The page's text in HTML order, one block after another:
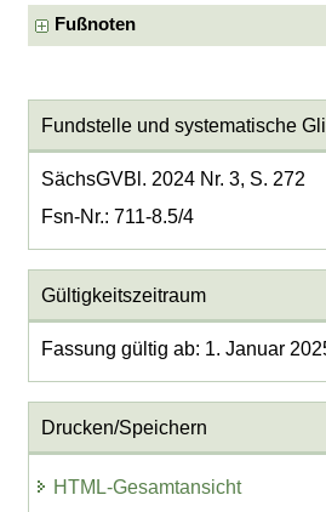
Fußnoten
Fundstelle und systematische
SächsGVBl. 2024 Nr. 3, S. 272
Fsn-Nr.: 711-8.5/4
Gültigkeitszeitraum
Fassung gültig ab: 1. Januar
Drucken/Speichern
HTML-Gesamtansicht